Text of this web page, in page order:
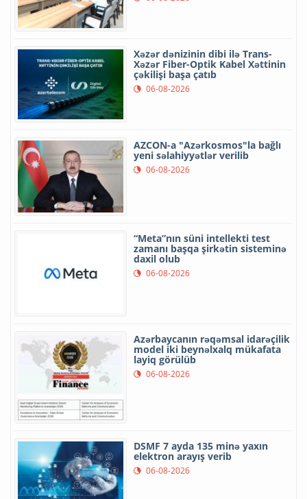
Xəzər dənizinin dibi ilə Trans-
Xəzər Fiber-Optik Kabel Xəttinin
çəkilişi başa çatıb
06-08-2026
AZCON-a "Azərkosmos"la bağlı
yeni səlahiyyətlər verilib
06-08-2026
“Meta”nın süni intellekti test
zamanı başqa şirkətin sisteminə
daxil olub
06-08-2026
Azərbaycanın rəqəmsal idarəçilik
model iki beynəlxalq mükafata
layiq görülüb
06-08-2026
DSMF 7 ayda 135 minə yaxın
elektron arayış verib
06-08-2026